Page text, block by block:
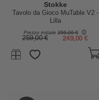
Stokke
Tavolo da Gioco MuTable V2 -
Lilla
Prezzo iniziale 259,00 €
259,00 € 249,00 €